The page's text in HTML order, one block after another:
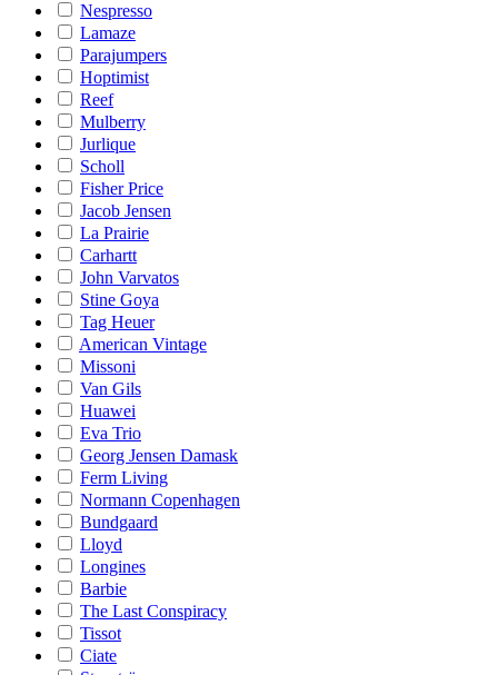
Nespresso
Lamaze
Parajumpers
Hoptimist
Reef
Mulberry
Jurlique
Scholl
Fisher Price
Jacob Jensen
La Prairie
Carhartt
John Varvatos
Stine Goya
Tag Heuer
American Vintage
Missoni
Van Gils
Huawei
Eva Trio
Georg Jensen Damask
Ferm Living
Normann Copenhagen
Bundgaard
Lloyd
Longines
Barbie
The Last Conspiracy
Tissot
Ciate